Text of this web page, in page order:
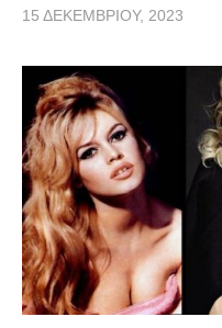
15 ΔΕΚΕΜΒΡΊΟΥ, 2023